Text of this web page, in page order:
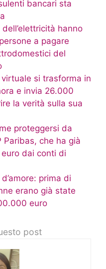
bancari sta
hanno
a pagare
del
virtuale si trasforma in
e invia 26.000
la verità sulla sua
proteggersi da
Paribas, che ha già
dai conti di
prima di
erano già state
euro
post